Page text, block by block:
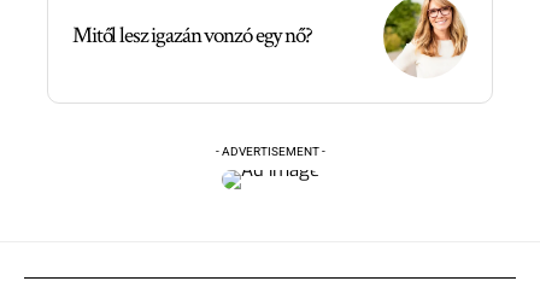
Mitől lesz igazán vonzó egy nő?
- ADVERTISEMENT -